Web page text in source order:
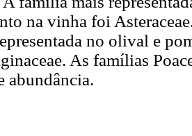
na vinha foi
no olival e
As famílias
abundância.